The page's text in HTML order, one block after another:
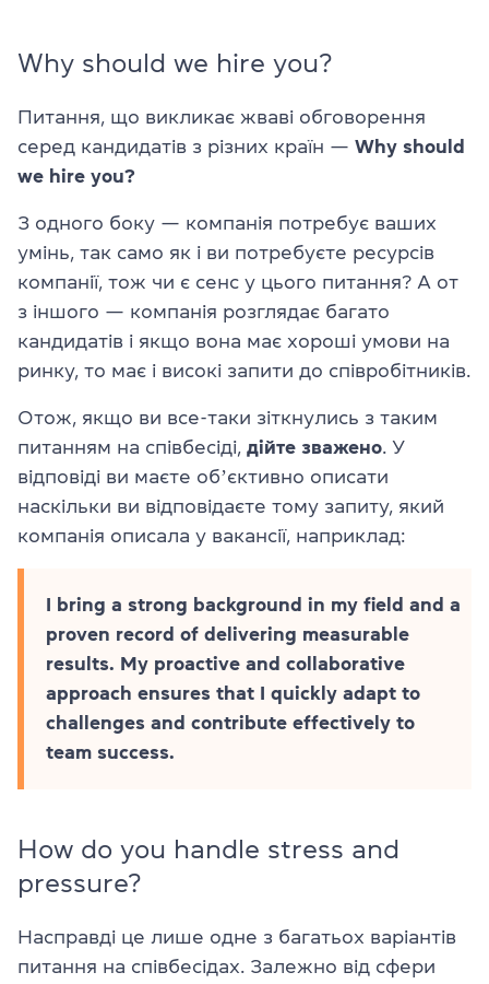
Why should we hire you?
Питання, що викликає жваві обговорення
серед кандидатів з різних країн — Why should
we hire you?
З одного боку — компанія потребує ваших
умінь, так само як і ви потребуєте ресурсів
компанії, тож чи є сенс у цього питання? А от
з іншого — компанія розглядає багато
кандидатів і якщо вона має хороші умови на
ринку, то має і високі запити до співробітників.
Отож, якщо ви все-таки зіткнулись з таким
питанням на співбесіді, дійте зважено. У
відповіді ви маєте обʼєктивно описати
наскільки ви відповідаєте тому запиту, який
компанія описала у вакансії, наприклад:
I bring a strong background in my field and a
proven record of delivering measurable
results. My proactive and collaborative
approach ensures that I quickly adapt to
challenges and contribute effectively to
team success.
How do you handle stress and
pressure?
Насправді це лише одне з багатьох варіантів
питання на співбесідах. Залежно від сфери